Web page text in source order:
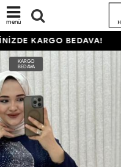
menü
KARGO BEDAVA!
KARGO
BEDAVA